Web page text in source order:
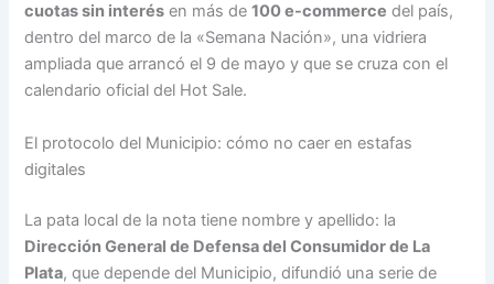
cuotas sin interés en más de100 e-commerce del país,
dentro del marco de la «Semana Nación», una vidriera
ampliada que arrancó el 9 de mayo y que se cruza con el
calendario oficial del Hot Sale.
El protocolo del Municipio: cómo no caer en estafas
digitales
La pata local de la nota tiene nombre y apellido: la
Dirección General de Defensa del Consumidor de La
Plata, que depende del Municipio, difundió una serie de